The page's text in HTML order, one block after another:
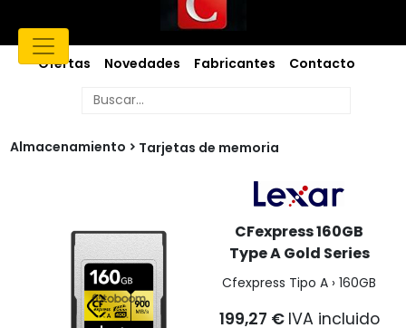
Ofertas Novedades Fabricantes Contacto
Almacenamiento Tarjetas de memoria
CFexpress 160GB
Type A Gold Series
Cfexpress Tipo A › 160GB
199,27 € IVA incluido